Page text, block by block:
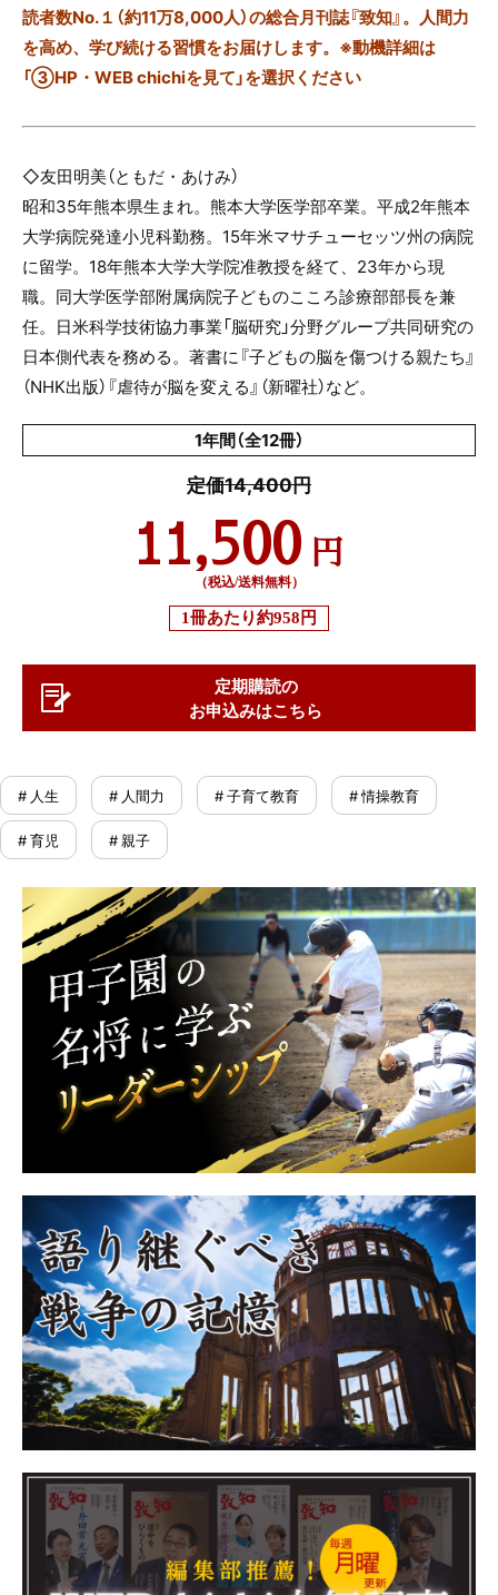
読者数No.１（約11万8,000人）の総合月刊誌『致知』。人間力
を高め、学び続ける習慣をお届けします。※動機詳細は
「③HP・WEB chichiを見て」を選択ください
◇友田明美（ともだ・あけみ）
昭和35年熊本県生まれ。熊本大学医学部卒業。平成2年熊本
大学病院発達小児科勤務。15年米マサチューセッツ州の病院
に留学。18年熊本大学大学院准教授を経て、23年から現
職。同大学医学部附属病院子どものこころ診療部部長を兼
任。日米科学技術協力事業「脳研究」分野グループ共同研究の
日本側代表を務める。著書に『子どもの脳を傷つける親たち』
（NHK出版）『虐待が脳を変える』（新曜社）など。
1年間（全12冊）
定価14,400円
11,500 円
（税込/送料無料）
1冊あたり約958円
定期購読の
お申込みはこちら
# 人生 # 人間力 # 子育て教育 # 情操教育
# 育児 # 親子